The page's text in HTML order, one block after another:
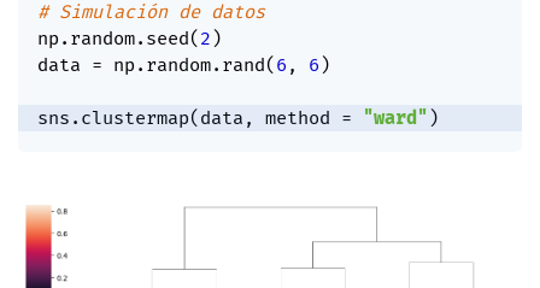
# Simulación de datos
np . random. seed( 2 )
data = np . random. rand( 6 , 6 )
sns . clustermap( data , method = "ward" )